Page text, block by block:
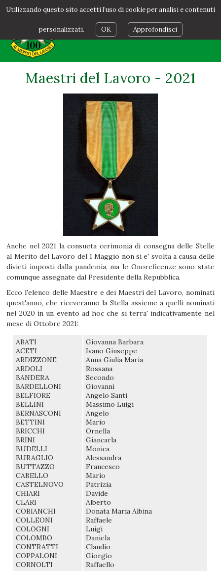
Utilizzando questo sito accetti l’uso di cookie per analisi e contenuti
personalizzati. OK Approfondisci
Maestri del Lavoro - 2021
Anche nel 2021 la consueta cerimonia di consegna delle Stelle
al Merito del Lavoro del 1 Maggio non si e' svolta a causa delle
divieti imposti dalla pandemia, ma le Onoreficenze sono state
comunque assegnate dal Presidente della Repubblica.
Ecco l'elenco delle Maestre e dei Maestri del Lavoro, nominati
quest'anno, che riceveranno la Stella assieme a quelli nominati
nel 2020 in un evento ad hoc che si terra' indicativamente nel
mese di Ottobre 2021:
ABATI
ACETI
ARDIZZONE
ARDOLI
BANDERA
BARDELLONI
BELFIORE
BELLINI
BERNASCONI
BETTINI
BRICCHI
BRINI
BUDELLI
BURAGLIO
BUTTAZZO
CABELLO
CASTELNOVO
CHIARI
CLARI
COBIANCHI
COLLEONI
COLOGNI
COLOMBO
CONTRATTI
COPPALONI
CORNOLTI
Giovanna Barbara
Ivano Giuseppe
Anna Giulia Maria
Rossana
Secondo
Giovanni
Angelo Santi
Massimo Luigi
Angelo
Mario
Ornella
Giancarla
Monica
Alessandra
Francesco
Mario
Patrizia
Davide
Alberto
Donata Maria Albina
Raffaele
Luigi
Daniela
Claudio
Giorgio
Raffaello